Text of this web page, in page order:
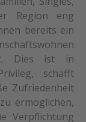
Region eng
bereits ein
Dies ist in
schafft
Zufriedenheit
ermöglichen,
Verpflichtung